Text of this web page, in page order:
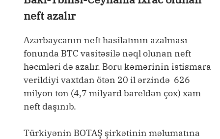
neft azalır
Azərbaycanın neft hasilatının azalması
fonunda BTC vasitəsilə nəql olunan neft
həcmləri də azalır. Boru kəmərinin istismara
verildiyi vaxtdan ötən 20 il ərzində 626
milyon ton (4,7 milyard bareldən çox) xam
neft daşınıb.
Türkiyənin BOTAŞ şirkətinin məlumatına